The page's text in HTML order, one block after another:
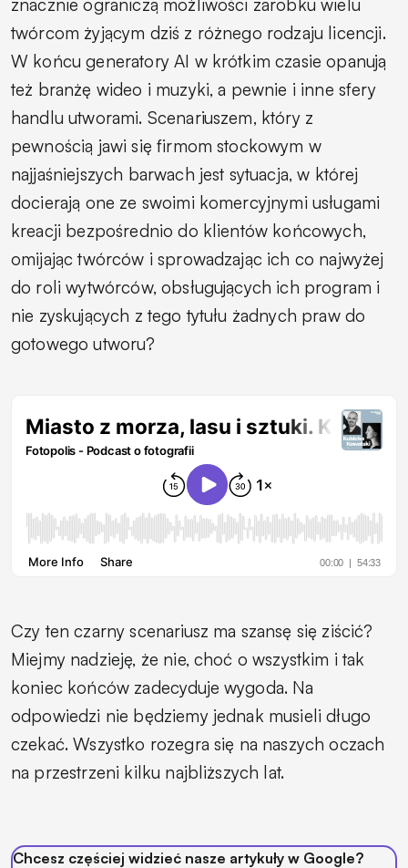
twórcom żyjącym dziś z różnego rodzaju licencji.
W końcu generatory AI w krótkim czasie opanują
też branżę wideo i muzyki, a pewnie i inne sfery
handlu utworami. Scenariuszem, który z
pewnością jawi się firmom stockowym w
najjaśniejszych barwach jest sytuacja, w której
docierają one ze swoimi komercyjnymi usługami
kreacji bezpośrednio do klientów końcowych,
omijając twórców i sprowadzając ich co najwyżej
do roli wytwórców, obsługujących ich program i
nie zyskujących z tego tytułu żadnych praw do
gotowego utworu?
Czy ten czarny scenariusz ma szansę się ziścić?
Miejmy nadzieję, że nie, choć o wszystkim i tak
koniec końców zadecyduje wygoda. Na
odpowiedzi nie będziemy jednak musieli długo
czekać. Wszystko rozegra się na naszych oczach
na przestrzeni kilku najbliższych lat.
Chcesz częściej widzieć nasze artykuły w Google?